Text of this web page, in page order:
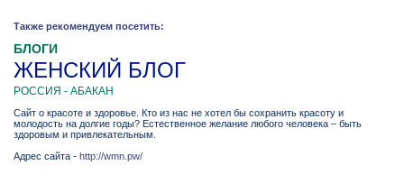
Также рекомендуем посетить:
БЛОГИ
ЖЕНСКИЙ БЛОГ
РОССИЯ - АБАКАН
Cайт о красоте и здоровье. Кто из нас не хотел бы сохранить красоту и
молодость на долгие годы? Естественное желание любого человека – быть
здоровым и привлекательным.
Адрес сайта - http://wmn.pw/